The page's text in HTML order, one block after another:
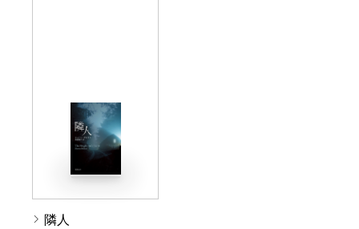
隣人